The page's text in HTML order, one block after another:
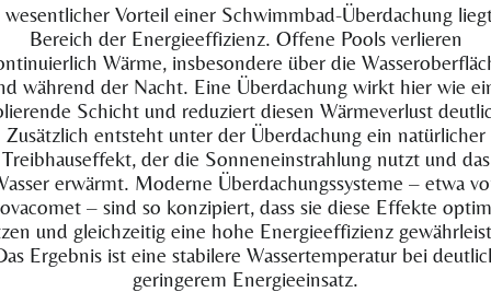
wesentlicher Vorteil einer Schwimmbad-Überdachung
Bereich der Energieeffizienz. Offene Pools verlieren
Wärme, insbesondere über die
während der Nacht. Eine Überdachung wirkt hier wie
Schicht und reduziert diesen Wärmeverlust
Zusätzlich entsteht unter der Überdachung ein natürlicher
Treibhauseffekt, der die Sonneneinstrahlung nutzt und das
erwärmt. Moderne Überdachungssysteme – etwa
– sind so konzipiert, dass sie diese Effekte
und gleichzeitig eine hohe Energieeffizienz
Ergebnis ist eine stabilere Wassertemperatur bei
geringerem Energieeinsatz.